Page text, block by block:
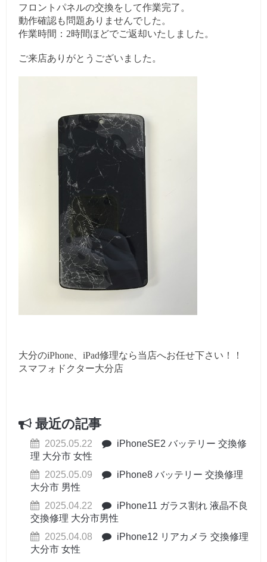
フロントパネルの交換をして作業完了。
動作確認も問題ありませんでした。
作業時間：2時間ほどでご返却いたしました。
ご来店ありがとうございました。
大分のiPhone、iPad修理なら当店へお任せ下さい！！
スマフォドクター大分店
最近の記事
2025.05.22
iPhoneSE2 バッテリー 交換修
理 大分市 女性
2025.05.09
iPhone8 バッテリー 交換修理
大分市 男性
2025.04.22
iPhone11 ガラス割れ 液晶不良
交換修理 大分市男性
2025.04.08
iPhone12 リアカメラ 交換修理
大分市 女性